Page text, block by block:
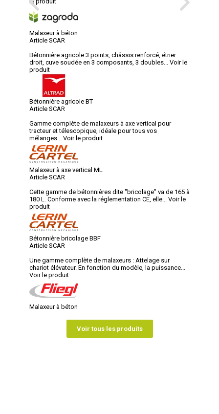
Malaxeur à béton
Article SCAR
Bétonnière agricole 3 points, châssis renforcé, étrier
droit, cuve soudée en 3 composants, 3 doubles...
Voir le
produit
Bétonnière agricole BT
Article SCAR
Gamme complète de malaxeurs à axe vertical pour
tracteur et télescopique, idéale pour tous vos
mélanges...
Voir le produit
Malaxeur à axe vertical ML
Article SCAR
Cette gamme de bétonnières dite "bricolage" va de 165 à
180 L. Conforme avec la réglementation CE, elle...
Voir le
produit
Bétonnière bricolage BBF
Article SCAR
Une gamme complète de malaxeurs : Attelage sur
chariot élévateur. En fonction du modèle, la puissance...
Voir le produit
Malaxeur à béton
Voir tous les produits